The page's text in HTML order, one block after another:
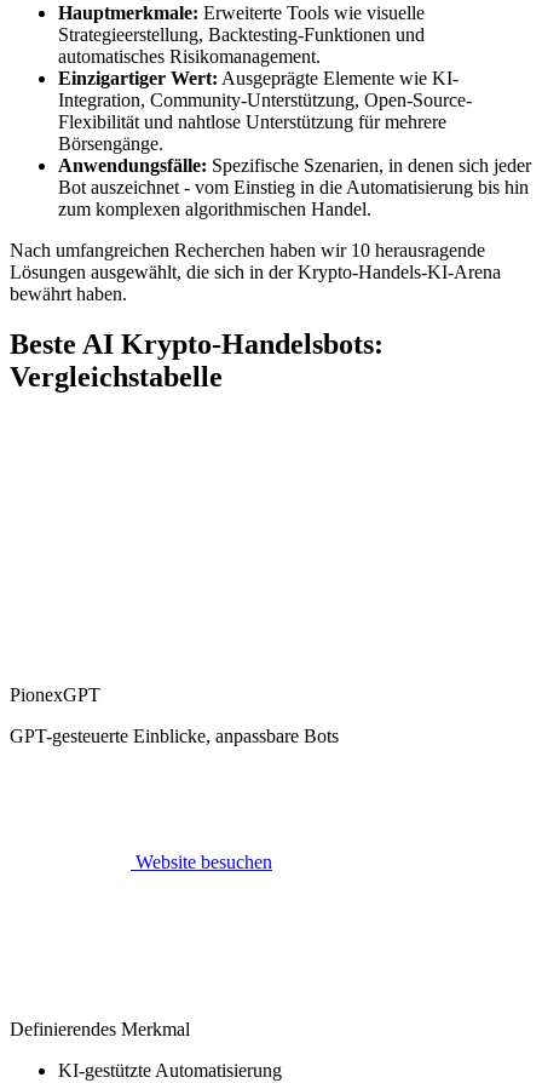
Hauptmerkmale: Erweiterte Tools wie visuelle
Strategieerstellung, Backtesting-Funktionen und
automatisches Risikomanagement.
Einzigartiger Wert: Ausgeprägte Elemente wie KI-
Integration, Community-Unterstützung, Open-Source-
Flexibilität und nahtlose Unterstützung für mehrere
Börsengänge.
Anwendungsfälle: Spezifische Szenarien, in denen sich jeder
Bot auszeichnet - vom Einstieg in die Automatisierung bis hin
zum komplexen algorithmischen Handel.
Nach umfangreichen Recherchen haben wir 10 herausragende
Lösungen ausgewählt, die sich in der Krypto-Handels-KI-Arena
bewährt haben.
Beste AI Krypto-Handelsbots:
Vergleichstabelle
PionexGPT
GPT-gesteuerte Einblicke, anpassbare Bots
Website besuchen
Definierendes Merkmal
KI-gestützte Automatisierung